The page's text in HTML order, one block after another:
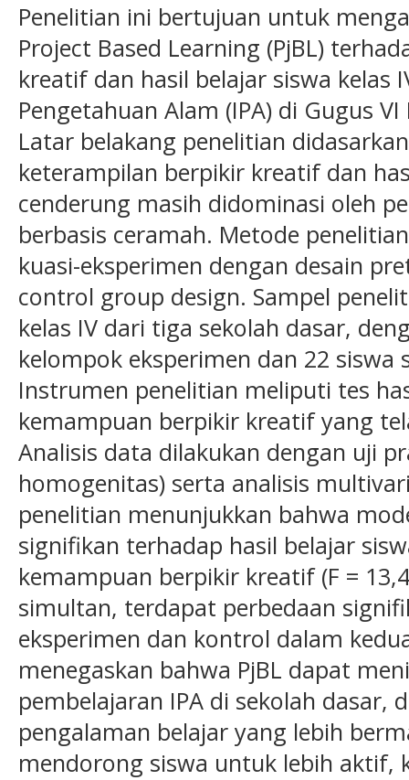
Penelitian ini bertujuan untuk
Project Based Learning (PjBL)
kreatif dan hasil belajar siswa kelas
Pengetahuan Alam (IPA) di Gugus
Latar belakang penelitian
keterampilan berpikir kreatif dan
cenderung masih didominasi oleh
berbasis ceramah. Metode
kuasi-eksperimen dengan desain
control group design. Sampel
kelas IV dari tiga sekolah dasar,
kelompok eksperimen dan 22
Instrumen penelitian meliputi tes
kemampuan berpikir kreatif yang
Analisis data dilakukan dengan uji
homogenitas) serta analisis
penelitian menunjukkan bahwa
signifikan terhadap hasil belajar
kemampuan berpikir kreatif (F =
simultan, terdapat perbedaan
eksperimen dan kontrol dalam
menegaskan bahwa PjBL dapat
pembelajaran IPA di sekolah dasar,
pengalaman belajar yang lebih
mendorong siswa untuk lebih aktif,